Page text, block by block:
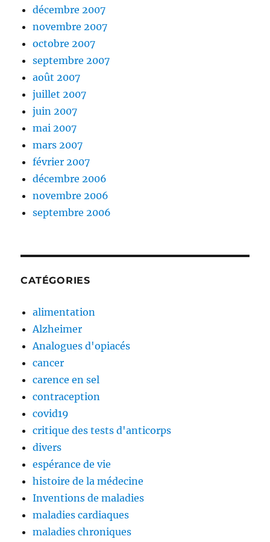
décembre 2007
novembre 2007
octobre 2007
septembre 2007
août 2007
juillet 2007
juin 2007
mai 2007
mars 2007
février 2007
décembre 2006
novembre 2006
septembre 2006
CATÉGORIES
alimentation
Alzheimer
Analogues d'opiacés
cancer
carence en sel
contraception
covid19
critique des tests d'anticorps
divers
espérance de vie
histoire de la médecine
Inventions de maladies
maladies cardiaques
maladies chroniques